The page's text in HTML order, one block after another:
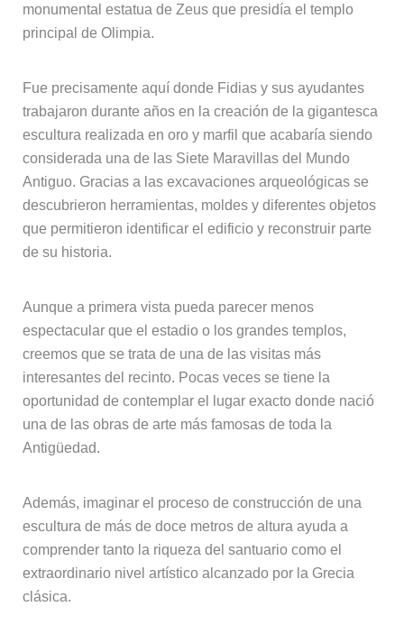
monumental estatua de Zeus que presidía el templo
principal de Olimpia.
Fue precisamente aquí donde Fidias y sus ayudantes
trabajaron durante años en la creación de la gigantesca
escultura realizada en oro y marfil que acabaría siendo
considerada una de las Siete Maravillas del Mundo
Antiguo. Gracias a las excavaciones arqueológicas se
descubrieron herramientas, moldes y diferentes objetos
que permitieron identificar el edificio y reconstruir parte
de su historia.
Aunque a primera vista pueda parecer menos
espectacular que el estadio o los grandes templos,
creemos que se trata de una de las visitas más
interesantes del recinto. Pocas veces se tiene la
oportunidad de contemplar el lugar exacto donde nació
una de las obras de arte más famosas de toda la
Antigüedad.
Además, imaginar el proceso de construcción de una
escultura de más de doce metros de altura ayuda a
comprender tanto la riqueza del santuario como el
extraordinario nivel artístico alcanzado por la Grecia
clásica.